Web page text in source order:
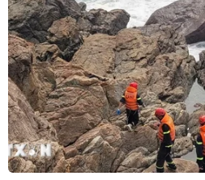
vào các công trình cầu, không
chảy; tránh giao cắt với trụ nút
lang phạm vi bảo vệ của